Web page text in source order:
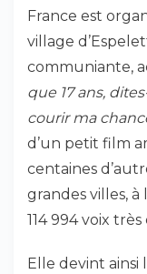
France est
village
communiante,
que 17 ans,
courir ma
d’un petit film
centaines
grandes villes,
114 994 voix
Elle devint ainsi